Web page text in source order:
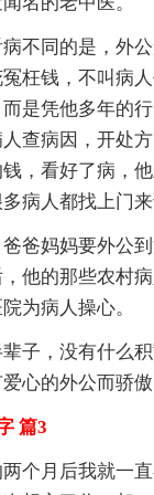
不同的是，外
枉钱，不叫病
是凭他多年的行
查病因，开处
，看好了病，
病人都找上门来
爸妈妈要外公
他的那些农村
为病人操心。
子，没有什么
心的外公而骄傲
篇3
个月后我就一